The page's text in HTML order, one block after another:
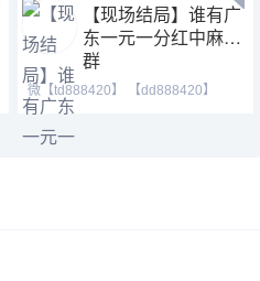
【现场结局】谁有广
东一元一分红中麻将
群
微【td888420】 【dd888420】
【td21155】红中麻将 跑